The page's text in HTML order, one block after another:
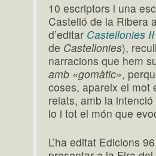
10 escriptors i una
Castelló de la Ribera
d’editar Castellonies II
de Castellonies),
narracions que hem
amb «gomàtic»,
coses, apareix el mot
relats, amb la
lo i tot el món que
L’ha editat Edicions